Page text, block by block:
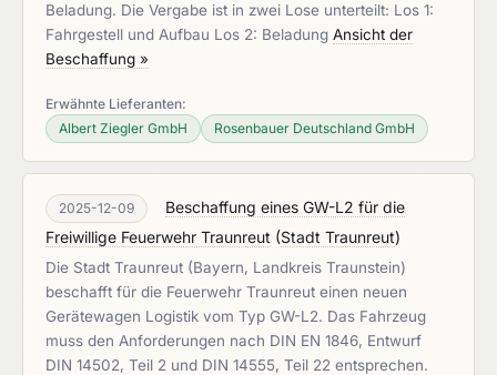
Beladung. Die Vergabe ist in zwei Lose unterteilt: Los 1:
Fahrgestell und Aufbau Los 2: Beladung Ansicht der
Beschaffung »
Erwähnte Lieferanten:
Albert Ziegler GmbH
Rosenbauer Deutschland GmbH
2025-12-09
Beschaffung eines GW-L2 für die
Freiwillige Feuerwehr Traunreut (Stadt Traunreut)
Die Stadt Traunreut (Bayern, Landkreis Traunstein)
beschafft für die Feuerwehr Traunreut einen neuen
Gerätewagen Logistik vom Typ GW-L2. Das Fahrzeug
muss den Anforderungen nach DIN EN 1846, Entwurf
DIN 14502, Teil 2 und DIN 14555, Teil 22 entsprechen.